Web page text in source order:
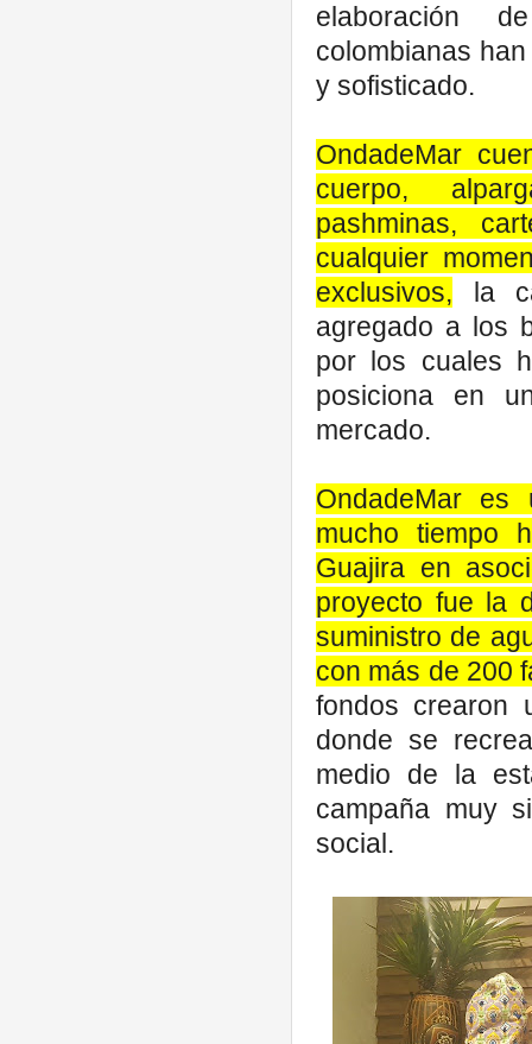
elaboración
colombianas
y sofisticado.
OndadeMar
cuerpo,
pashminas,
cualquier
exclusivos, la
agregado a los
por los cuales
posiciona en
mercado.
OndadeMar es
mucho tiempo
Guajira en
proyecto fue la
suministro de
con más de 200
fondos crearon
donde se
medio de la
campaña muy
social.